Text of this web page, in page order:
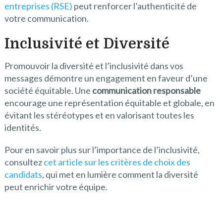
entreprises (RSE) peut renforcer l’authenticité de
votre communication.
Inclusivité et Diversité
Promouvoir la diversité et l’inclusivité dans vos
messages démontre un engagement en faveur d’une
société équitable. Une communication responsable
encourage une représentation équitable et globale, en
évitant les stéréotypes et en valorisant toutes les
identités.
Pour en savoir plus sur l’importance de l’inclusivité,
consultezcet article sur les critères de choix des
candidats, qui met en lumière comment la diversité
peut enrichir votre équipe.